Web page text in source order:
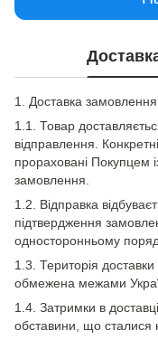
1. Доставка замовлення
1.1. Товар
відправлення.
прораховані Покупцем
замовлення.
1.2. Відправка
підтвердження
односторонньому
1.3. Територія
обмежена межами
1.4. Затримки в
обставини, що сталися